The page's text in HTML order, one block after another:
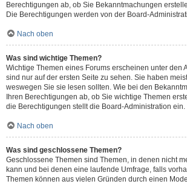
Berechtigungen ab, ob Sie Bekanntmachungen
Die Berechtigungen werden von der Board-
Nach oben
Was sind wichtige Themen?
Wichtige Themen eines Forums erscheinen unter den
sind nur auf der ersten Seite zu sehen. Sie haben
weswegen Sie sie lesen sollten. Wie bei den
Ihren Berechtigungen ab, ob Sie wichtige Themen
die Berechtigungen stellt die Board-Administration ein.
Nach oben
Was sind geschlossene Themen?
Geschlossene Themen sind Themen, in denen nicht
kann und bei denen eine laufende Umfrage, falls
Themen können aus vielen Gründen durch einen